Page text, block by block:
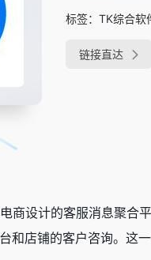
标签： TK综合软
链接直达
商设计的客服消息聚合
和店铺的客户咨询。这